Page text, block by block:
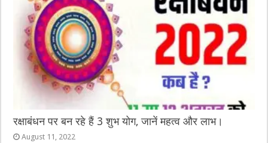
रक्षाबंधन पर बन रहे हैं 3 शुभ योग, जानें महत्व और लाभ।
August 11, 2022